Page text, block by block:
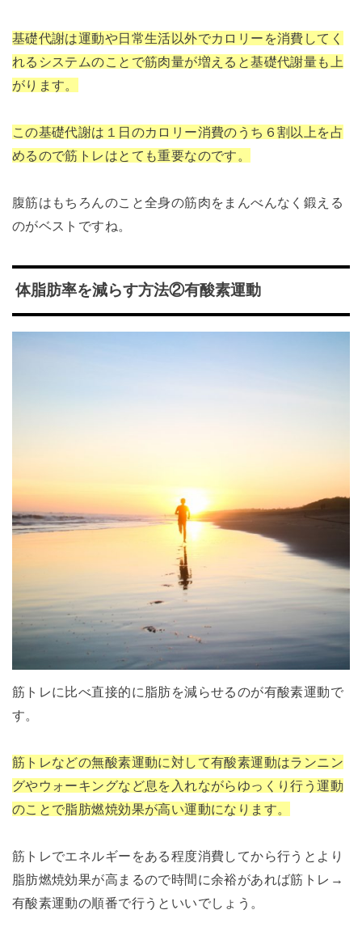
基礎代謝は運動や日常生活以外でカロリーを消費してく
れるシステムのことで筋肉量が増えると基礎代謝量も上
がります。
この基礎代謝は１日のカロリー消費のうち６割以上を占
めるので筋トレはとても重要なのです。
腹筋はもちろんのこと全身の筋肉をまんべんなく鍛える
のがベストですね。
体脂肪率を減らす方法②有酸素運動
筋トレに比べ直接的に脂肪を減らせるのが有酸素運動で
す。
筋トレなどの無酸素運動に対して有酸素運動はランニン
グやウォーキングなど息を入れながらゆっくり行う運動
のことで脂肪燃焼効果が高い運動になります。
筋トレでエネルギーをある程度消費してから行うとより
脂肪燃焼効果が高まるので時間に余裕があれば筋トレ→
有酸素運動の順番で行うといいでしょう。